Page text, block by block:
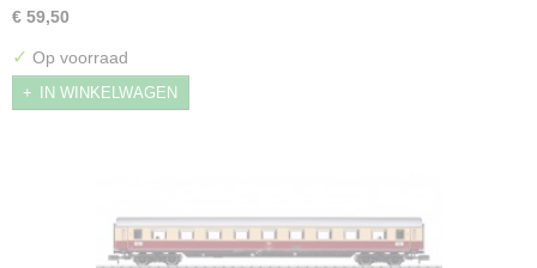
€ 59,50
✓ Op voorraad
IN WINKELWAGEN